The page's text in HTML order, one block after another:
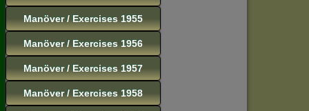
Manöver / Exercises 1955
Manöver / Exercises 1956
Manöver / Exercises 1957
Manöver / Exercises 1958